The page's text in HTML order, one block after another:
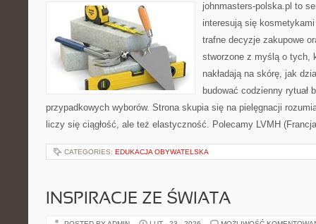
johnmasters-polska.pl to
interesują się
trafne decyzje zakupowe
stworzone z myślą o tych,
nakładają na skórę, jak
budować codzienny rytuał
przypadkowych wyborów. Strona skupia się na pielęgnacji
liczy się ciągłość, ale też elastyczność. Polecamy LVMH
CATEGORIES: EDUKACJA OBYWATELSKA
INSPIRACJE ZE ŚWIATA